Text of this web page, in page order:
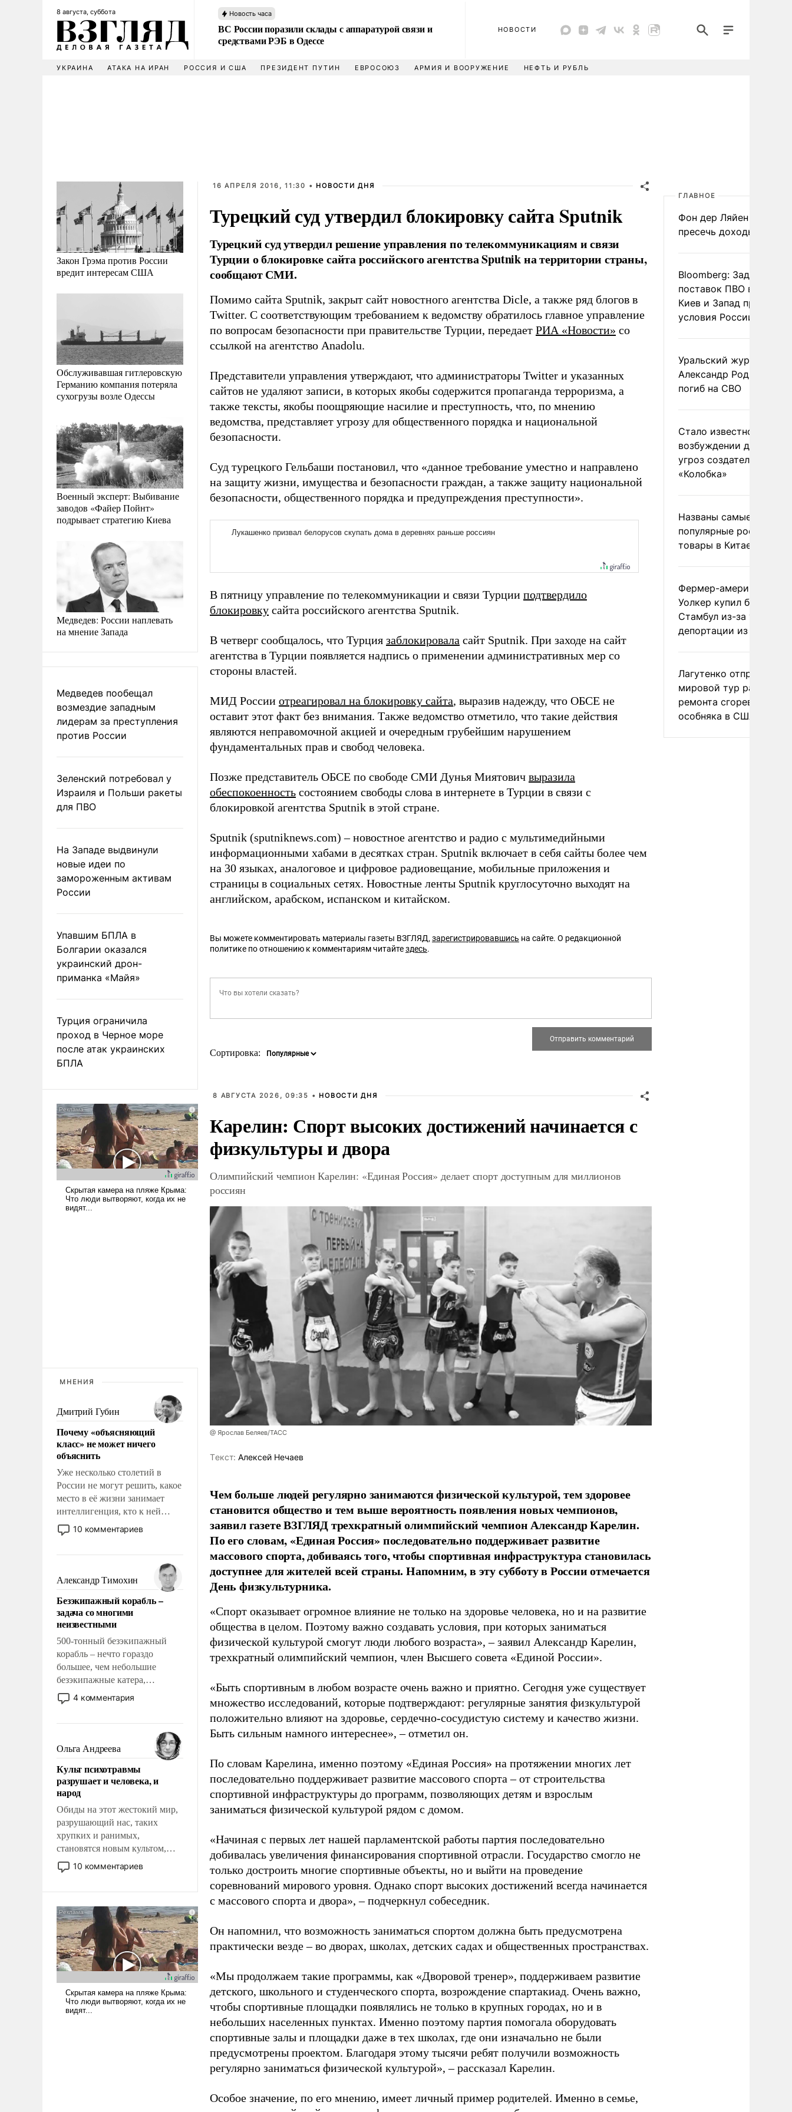
8 августа, суббота Новость часа
ВС России поразили склады с аппаратурой связи и
средствами РЭБ в Одессе
НОВОСТИ
УКРАИНА АТАКА НА ИРАН РОССИЯ И США ПРЕЗИДЕНТ ПУТИН ЕВРОСОЮЗ АРМИЯ И ВООРУЖЕНИЕ НЕФТЬ И РУБЛЬ
Закон Грэма против России
вредит интересам США
Обслуживавшая гитлеровскую
Германию компания потеряла
сухогрузы возле Одессы
Военный эксперт: Выбивание
заводов «Файер Пойнт»
подрывает стратегию Киева
Медведев: России наплевать
на мнение Запада
Медведев пообещал
возмездие западным
лидерам за преступления
против России
Зеленский потребовал у
Израиля и Польши ракеты
для ПВО
На Западе выдвинули
новые идеи по
замороженным активам
России
Упавшим БПЛА в
Болгарии оказался
украинский дрон-
приманка «Майя»
Турция ограничила
проход в Черное море
после атак украинских
БПЛА
МНЕНИЯ
Дмитрий Губин
Почему «объясняющий
класс» не может ничего
объяснить
Уже несколько столетий в
России не могут решить, какое
место в её жизни занимает
интеллигенция, кто к ней
принадлежит, а кого из неё
исключили с правом
чем она отличается от просто
образованных людей. Иногда
казалось, что эти вопросы
решены раз и навсегда, но –
нет, не решены.
10 комментариев
Александр Тимохин
Безэкипажный корабль –
задача со многими
неизвестными
500-тонный безэкипажный
корабль – нечто гораздо
большее, чем небольшие
безэкипажные катера,
применение которых уже
стало обыденностью. Задача по
сложна и амбициозна. Однако
и ее реализация радикально
поднимет наши боевые
возможности.
4 комментария
Ольга Андреева
Культ психотравмы
разрушает и человека, и
народ
Обиды на этот жестокий мир,
разрушающий нас, таких
хрупких и ранимых,
становятся новым культом,
постепенно вытесняя и
отменяя традиционное
ударами судьбы, брать на себя
ответственность, помогать
слабым, идти вперед и
адаптироваться.
10 комментариев
16 АПРЕЛЯ 2016, 11:30 • НОВОСТИ ДНЯ
Турецкий суд утвердил блокировку сайта Sputnik
Турецкий суд утвердил решение управления по телекоммуникациям и связи
Турции о блокировке сайта российского агентства Sputnik на территории страны,
сообщают СМИ.
Помимо сайта Sputnik, закрыт сайт новостного агентства Dicle, а также ряд блогов в
Twitter. С соответствующим требованием к ведомству обратилось главное управление
по вопросам безопасности при правительстве Турции, передает РИА «Новости» со
ссылкой на агентство Anadolu.
Представители управления утверждают, что администраторы Twitter и указанных
сайтов не удаляют записи, в которых якобы содержится пропаганда терроризма, а
также тексты, якобы поощряющие насилие и преступность, что, по мнению
ведомства, представляет угрозу для общественного порядка и национальной
безопасности.
Суд турецкого Гельбаши постановил, что «данное требование уместно и направлено
на защиту жизни, имущества и безопасности граждан, а также защиту национальной
безопасности, общественного порядка и предупреждения преступности».
В пятницу управление по телекоммуникации и связи Турции подтвердило
блокировку сайта российского агентства Sputnik.
В четверг сообщалось, что Турция заблокировала сайт Sputnik. При заходе на сайт
агентства в Турции появляется надпись о применении административных мер со
стороны властей.
МИД России отреагировал на блокировку сайта, выразив надежду, что ОБСЕ не
оставит этот факт без внимания. Также ведомство отметило, что такие действия
являются неправомочной акцией и очередным грубейшим нарушением
фундаментальных прав и свобод человека.
Позже представитель ОБСЕ по свободе СМИ Дунья Миятович выразила
обеспокоенность состоянием свободы слова в интернете в Турции в связи с
блокировкой агентства Sputnik в этой стране.
Sputnik (sputniknews.com) – новостное агентство и радио с мультимедийными
информационными хабами в десятках стран. Sputnik включает в себя сайты более чем
на 30 языках, аналоговое и цифровое радиовещание, мобильные приложения и
страницы в социальных сетях. Новостные ленты Sputnik круглосуточно выходят на
английском, арабском, испанском и китайском.
Вы можете комментировать материалы газеты ВЗГЛЯД, зарегистрировавшись на сайте. О редакционной
политике по отношению к комментариям читайтездесь.
Сортировка:
8 АВГУСТА 2026, 09:35 • НОВОСТИ ДНЯ
Карелин: Спорт высоких достижений начинается с
физкультуры и двора
Олимпийский чемпион Карелин: «Единая Россия» делает спорт доступным для миллионов
россиян
@ Ярослав Беляев/ТАСС
Tекст: Алексей Нечаев
Чем больше людей регулярно занимаются физической культурой, тем здоровее
становится общество и тем выше вероятность появления новых чемпионов,
заявил газете ВЗГЛЯД трехкратный олимпийский чемпион Александр Карелин.
По его словам, «Единая Россия» последовательно поддерживает развитие
массового спорта, добиваясь того, чтобы спортивная инфраструктура становилась
доступнее для жителей всей страны. Напомним, в эту субботу в России отмечается
День физкультурника.
«Спорт оказывает огромное влияние не только на здоровье человека, но и на развитие
общества в целом. Поэтому важно создавать условия, при которых заниматься
физической культурой смогут люди любого возраста», – заявил Александр Карелин,
трехкратный олимпийский чемпион, член Высшего совета «Единой России».
«Быть спортивным в любом возрасте очень важно и приятно. Сегодня уже существует
множество исследований, которые подтверждают: регулярные занятия физкультурой
положительно влияют на здоровье, сердечно-сосудистую систему и качество жизни.
Быть сильным намного интереснее», – отметил он.
По словам Карелина, именно поэтому «Единая Россия» на протяжении многих лет
последовательно поддерживает развитие массового спорта – от строительства
спортивной инфраструктуры до программ, позволяющих детям и взрослым
заниматься физической культурой рядом с домом.
«Начиная с первых лет нашей парламентской работы партия последовательно
добивалась увеличения финансирования спортивной отрасли. Государство смогло не
только достроить многие спортивные объекты, но и выйти на проведение
соревнований мирового уровня. Однако спорт высоких достижений всегда начинается
с массового спорта и двора», – подчеркнул собеседник.
Он напомнил, что возможность заниматься спортом должна быть предусмотрена
практически везде – во дворах, школах, детских садах и общественных пространствах.
«Мы продолжаем такие программы, как «Дворовой тренер», поддерживаем развитие
детского, школьного и студенческого спорта, возрождение спартакиад. Очень важно,
чтобы спортивные площадки появлялись не только в крупных городах, но и в
небольших населенных пунктах. Именно поэтому партия помогала оборудовать
спортивные залы и площадки даже в тех школах, где они изначально не были
предусмотрены проектом. Благодаря этому тысячи ребят получили возможность
регулярно заниматься физической культурой», – рассказал Карелин.
Особое значение, по его мнению, имеет личный пример родителей. Именно в семье,
ГЛАВНОЕ
Фон дер Ляйен
пресечь доходы России
Bloomberg: Задержка
поставок ПВО вынудит
Киев и Запад принять
условия России
Уральский журналист
Александр Родионов
погиб на СВО
Стало известно о
возбуждении дела из-
угроз создателям
«Колобка»
Названы самые
популярные российские
товары в Китае
Фермер-американец
Уолкер купил билет в
Стамбул из-за угрозы
депортации из России
Лагутенко отправился в
мировой тур ради
ремонта сгоревшего
особняка в США